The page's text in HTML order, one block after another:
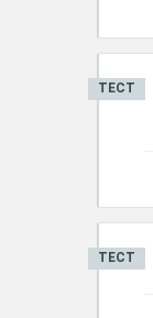
ТЕСТ
ТЕСТ